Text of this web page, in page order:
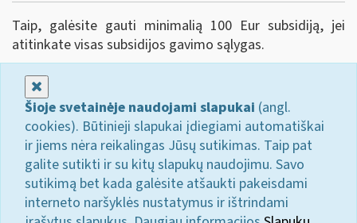
Taip, galėsite gauti minimalią 100 Eur subsidiją, jei
atitinkate visas subsidijos gavimo sąlygas.
Šioje svetainėje naudojami slapukai (angl.
cookies). Būtinieji slapukai įdiegiami automatiškai
ir jiems nėra reikalingas Jūsų sutikimas. Taip pat
galite sutikti ir su kitų slapukų naudojimu. Savo
sutikimą bet kada galėsite atšaukti pakeisdami
interneto naršyklės nustatymus ir ištrindami